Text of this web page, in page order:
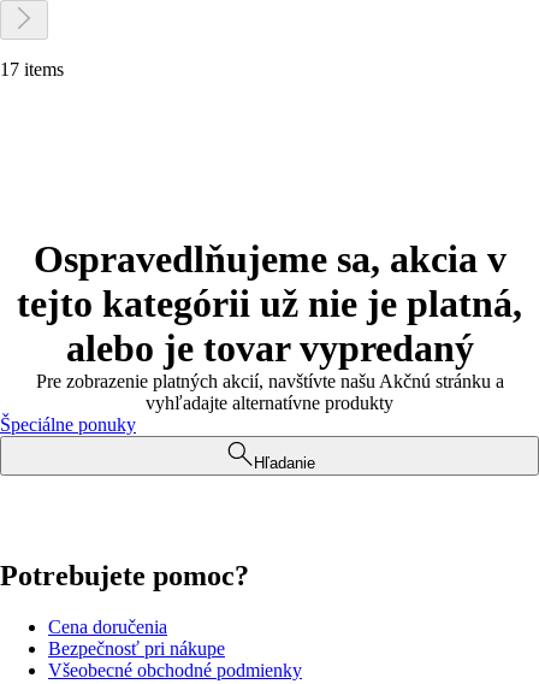
17 items
Ospravedlňujeme sa, akcia v
tejto kategórii už nie je platná,
alebo je tovar vypredaný
Pre zobrazenie platných akcií, navštívte našu Akčnú stránku a
vyhľadajte alternatívne produkty
Špeciálne ponuky
Hľadanie
Potrebujete pomoc?
Cena doručenia
Bezpečnosť pri nákupe
Všeobecné obchodné podmienky